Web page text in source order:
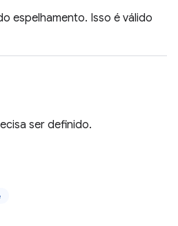
espelhamento. Isso é válido
ser definido.